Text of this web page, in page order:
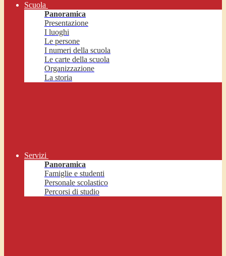
Scuola
Panoramica
Presentazione
I luoghi
Le persone
I numeri della scuola
Le carte della scuola
Organizzazione
La storia
Servizi
Panoramica
Famiglie e studenti
Personale scolastico
Percorsi di studio